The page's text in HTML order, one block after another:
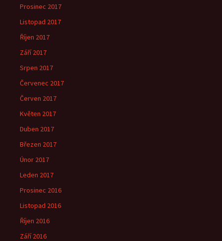
Prosinec 2017
Listopad 2017
Říjen 2017
Září 2017
Srpen 2017
Červenec 2017
Červen 2017
Květen 2017
Duben 2017
Březen 2017
Únor 2017
Leden 2017
Prosinec 2016
Listopad 2016
Říjen 2016
Září 2016